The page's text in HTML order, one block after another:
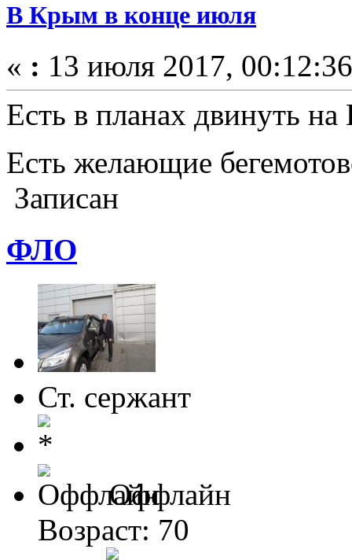
В Крым в конце июля
« : 13 июля 2017,
Есть в планах двинуть
Есть желающие
Записан
ФЛО
Ст. сержант
Оффлайн
Возраст: 70